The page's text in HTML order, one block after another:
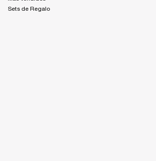
Sets de Regalo